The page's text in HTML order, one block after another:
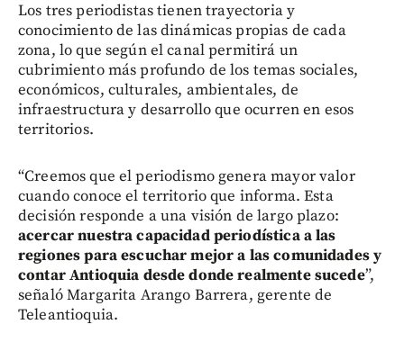
Los tres periodistas tienen trayectoria y
conocimiento de las dinámicas propias de cada
zona, lo que según el canal permitirá un
cubrimiento más profundo de los temas sociales,
económicos, culturales, ambientales, de
infraestructura y desarrollo que ocurren en esos
territorios.
“Creemos que el periodismo genera mayor valor
cuando conoce el territorio que informa. Esta
decisión responde a una visión de largo plazo:
acercar nuestra capacidad periodística a las
regiones para escuchar mejor a las comunidades y
contar Antioquia desde donde realmente sucede”,
señaló Margarita Arango Barrera, gerente de
Teleantioquia.